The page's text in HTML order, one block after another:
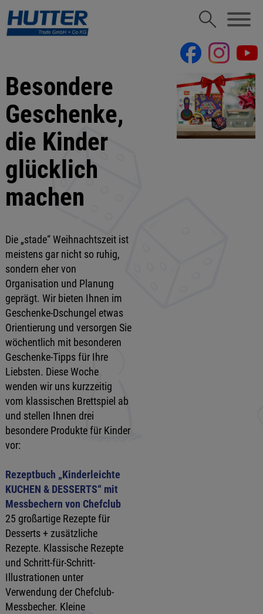
Besondere
Geschenke,
die Kinder
glücklich
machen
Die „stade“ Weihnachtszeit ist
meistens gar nicht so ruhig,
sondern eher von
Organisation und Planung
geprägt. Wir bieten Ihnen im
Geschenke-Dschungel etwas
Orientierung und versorgen Sie
wöchentlich mit besonderen
Geschenke-Tipps für Ihre
Liebsten. Diese Woche
wenden wir uns kurzzeitig
vom klassischen Brettspiel ab
und stellen Ihnen drei
besondere Produkte für Kinder
vor:
Rezeptbuch „Kinderleichte
KUCHEN & DESSERTS“ mit
Messbechern von Chefclub
25 großartige Rezepte für
Desserts + zusätzliche
Rezepte. Klassische Rezepte
und Schritt-für-Schritt-
Illustrationen unter
Verwendung der Chefclub-
Messbecher. Kleine